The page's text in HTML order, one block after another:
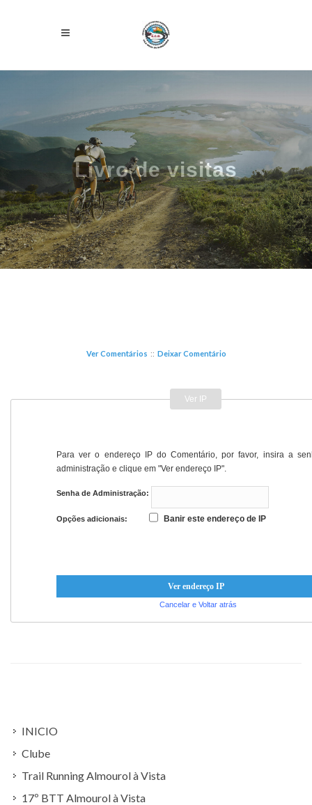
Livro de visitas
Ver Comentários :: Deixar Comentário
Ver IP
Para ver o endereço IP do Comentário, por favor, insira a
administração e clique em "Ver endereço IP".
Senha de Administração:
Opções adicionais: Banir este endereço de IP
Cancelar e Voltar atrás
INICIO
Clube
Trail Running Almourol à Vista
17º BTT Almourol à Vista